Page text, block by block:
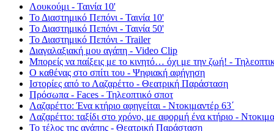
Λουκούμι - Ταινία 10'
Το Διαστημικό Πεπόνι - Ταινία 10'
Το Διαστημικό Πεπόνι - Ταινία 50'
Το Διαστημικό Πεπόνι - Trailer
Διαγαλαξιακή μου αγάπη - Video Clip
Μπορείς να παίξεις με το κινητό… όχι με την ζωή! -
Ο καθένας στο σπίτι του - Ψηφιακή αφήγηση
Ιστορίες από το Λαζαρέττο - Θεατρική Παράσταση
Πρόσωπα - Faces - Τηλεοπτικό σποτ
Λαζαρέττο: Ένα κτήριο αφηγείται - Ντοκιμαντέρ 63΄
Λαζαρέττο: ταξίδι στο χρόνο, με αφορμή ένα κτήριο -
Το τέλος της αγάπης - Θεατρική Παράσταση